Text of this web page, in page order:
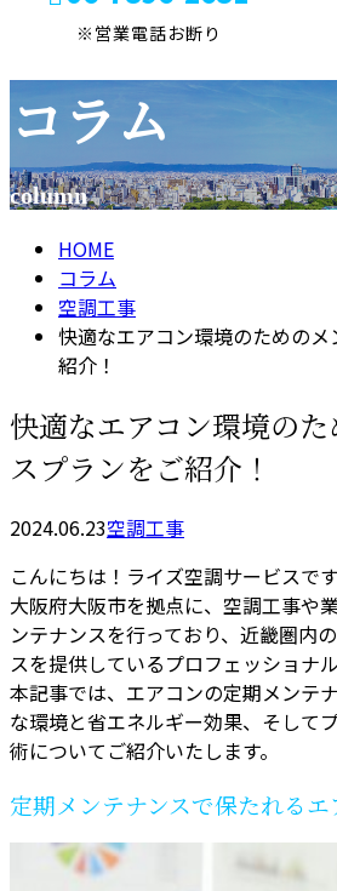
※営業電話お断り
メールフォーム
コラム
column
HOME
コラム
空調工事
快適なエアコン環境のための
紹介！
快適なエアコン環境の
スプランをご紹介！
2024.06.23空調工事
こんにちは！ライズ空調サービスです
大阪府大阪市を拠点に、空調工事や
ンテナンスを行っており、近畿圏内
スを提供しているプロフェッショナル
本記事では、エアコンの定期メンテ
な環境と省エネルギー効果、そして
術についてご紹介いたします。
定期メンテナンスで保たれるエ